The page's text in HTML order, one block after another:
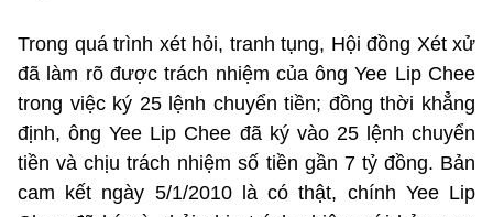
Trong quá trình xét hỏi, tranh tụng, Hội đồng Xét xử
đã làm rõ được trách nhiệm của ông Yee Lip Chee
trong việc ký 25 lệnh chuyển tiền; đồng thời khẳng
định, ông Yee Lip Chee đã ký vào 25 lệnh chuyển
tiền và chịu trách nhiệm số tiền gần 7 tỷ đồng. Bản
cam kết ngày 5/1/2010 là có thật, chính Yee Lip